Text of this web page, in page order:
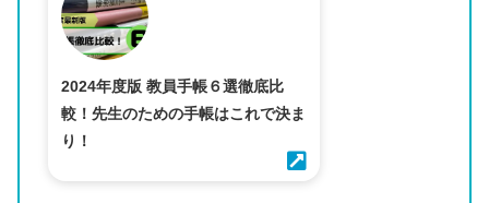
2024年度版 教員手帳６選徹底比
較！先生のための手帳はこれで決ま
り！